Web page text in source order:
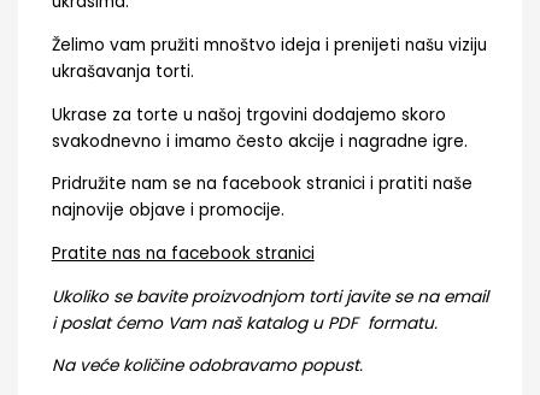
Želimo vam pružiti mnoštvo ideja i prenijeti našu viziju
ukrašavanja torti.
Ukrase za torte u našoj trgovini dodajemo skoro
svakodnevno i imamo često akcije i nagradne igre.
Pridružite nam se na facebook stranici i pratiti naše
najnovije objave i promocije.
Pratite nas na facebook stranici
Ukoliko se bavite proizvodnjom torti javite se na email
i poslat ćemo Vam naš katalog u PDF formatu.
Na veće količine odobravamo popust.